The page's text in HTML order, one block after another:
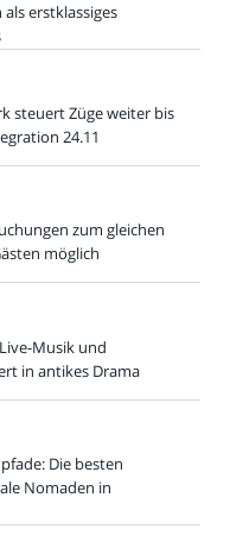
erstklassiges
steuert Züge weiter bis
24.11
zum gleichen
möglich
Musik und
in antikes Drama
Die besten
Nomaden in